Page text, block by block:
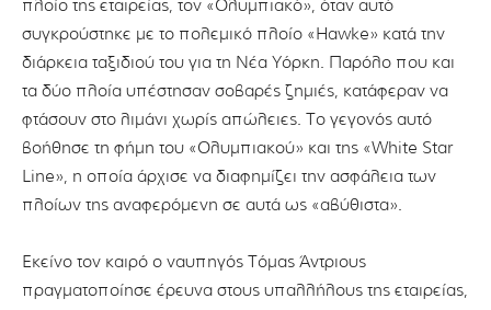
πλοίο της εταιρείας, τον «Ολυμπιακό», όταν αυτό
συγκρούστηκε με το πολεμικό πλοίο «Hawke» κατά την
διάρκεια ταξιδιού του για τη Νέα Υόρκη. Παρόλο που και
τα δύο πλοία υπέστησαν σοβαρές ζημιές, κατάφεραν να
φτάσουν στο λιμάνι χωρίς απώλειες. Το γεγονός αυτό
βοήθησε τη φήμη του «Ολυμπιακού» και της «White Star
Line», η οποία άρχισε να διαφημίζει την ασφάλεια των
πλοίων της αναφερόμενη σε αυτά ως «αβύθιστα».
Εκείνο τον καιρό ο ναυπηγός Τόμας Άντριους
πραγματοποίησε έρευνα στους υπαλλήλους της εταιρείας,